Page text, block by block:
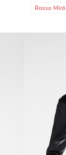
Rosso Mirò